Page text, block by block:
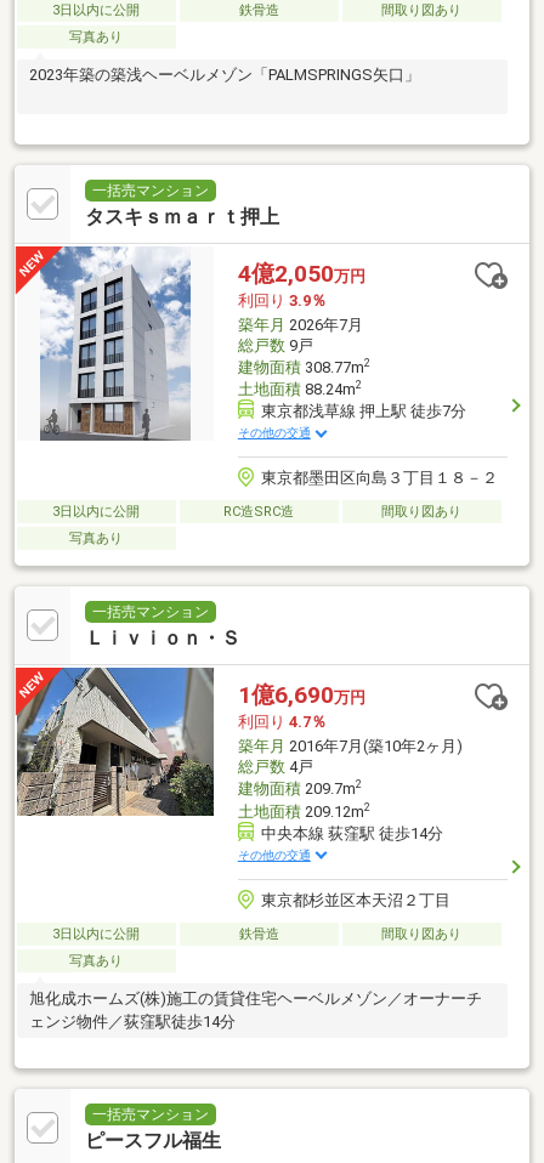
3日以内に公開 鉄骨造
間取り図あり
写真あり
2023年築の築浅ヘーベルメゾン「PALMSPRINGS矢口」
一括売マンション
タスキｓｍａｒｔ押上
4億2,050万円
利回り 3.9％
築年月 2026年7月
総戸数9戸
建物面積308.77m2
土地面積88.24m2
東京都浅草線 押上駅 徒歩7分
その他の交通
東京都墨田区向島３丁目１８－２
3日以内に公開 RC造SRC造
間取り図あり
写真あり
一括売マンション
Ｌｉｖｉｏｎ・Ｓ
1億6,690万円
利回り 4.7％
築年月 2016年7月(築10年2ヶ月)
総戸数4戸
建物面積209.7m2
土地面積209.12m2
中央本線 荻窪駅 徒歩14分
その他の交通
東京都杉並区本天沼２丁目
3日以内に公開 鉄骨造
間取り図あり
写真あり
旭化成ホームズ(株)施工の賃貸住宅ヘーベルメゾン／オーナーチ
ェンジ物件／荻窪駅徒歩14分
一括売マンション
ピースフル福生